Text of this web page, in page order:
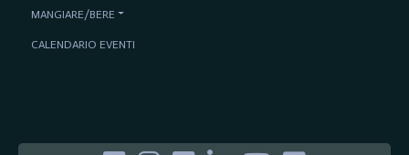
MANGIARE/BERE
CALENDARIO EVENTI